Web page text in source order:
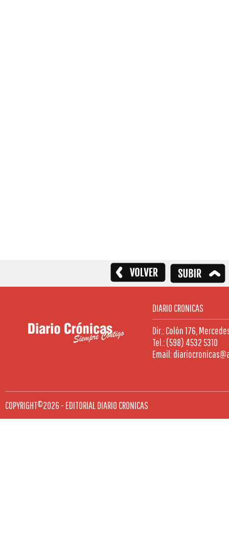
DIARIO CRONICAS
Dir.: Colón 176,
Tel.: (598) 4532 5310
Email:
COPYRIGHT©2026 - EDITORIAL DIARIO CRONICAS